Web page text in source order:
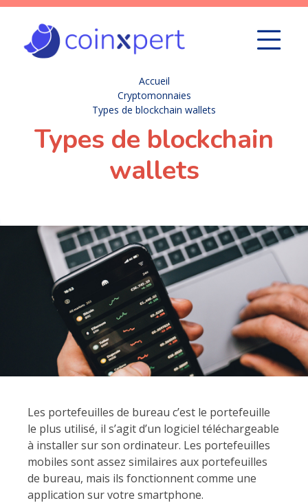
Accueil
Cryptomonnaies
Types de blockchain wallets
Types de blockchain
wallets
Les portefeuilles de bureau c’est le portefeuille
le plus utilisé, il s’agit d’un logiciel téléchargeable
à installer sur son ordinateur. Les portefeuilles
mobiles sont assez similaires aux portefeuilles
de bureau, mais ils fonctionnent comme une
application sur votre smartphone.